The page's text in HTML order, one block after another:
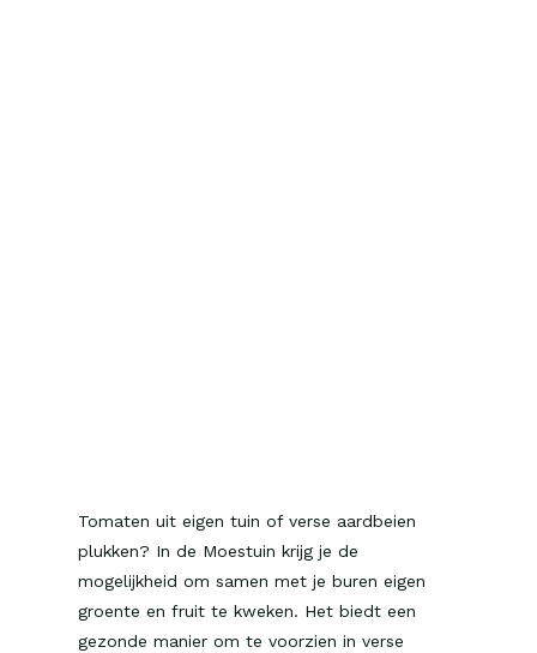
Tomaten uit eigen tuin of verse aardbeien
plukken? In de Moestuin krijg je de
mogelijkheid om samen met je buren eigen
groente en fruit te kweken. Het biedt een
gezonde manier om te voorzien in verse